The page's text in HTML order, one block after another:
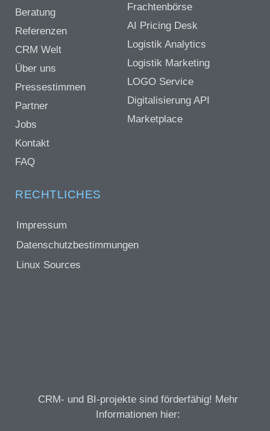
Beratung
Referenzen
CRM Welt
Über uns
Pressestimmen
Partner
Jobs
Kontakt
FAQ
Frachtenbörse
AI Pricing Desk
Logistik Analytics
Logistik Marketing
LOGO Service
Digitalisierung API
Marketplace
RECHTLICHES
Impressum
Datenschutzbestimmungen
Linux Sources
CRM- und BI-projekte sind förderfähig! Mehr
Informationen hier: